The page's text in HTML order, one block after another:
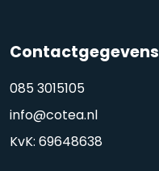
Contactgegevens
085 3015105
info@cotea.nl
KvK: 69648638